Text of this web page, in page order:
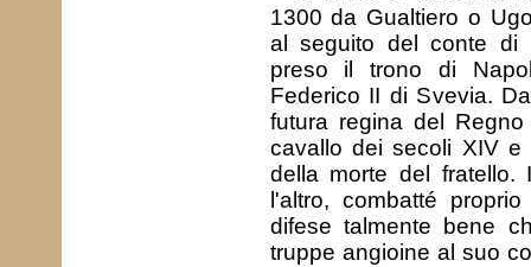
1300 da Gualtiero o
al seguito del conte di
preso il trono di
Federico II di Svevia.
futura regina del
cavallo dei secoli XIV
della morte del fratello.
l'altro, combatté
difese talmente bene
truppe angioine al suo